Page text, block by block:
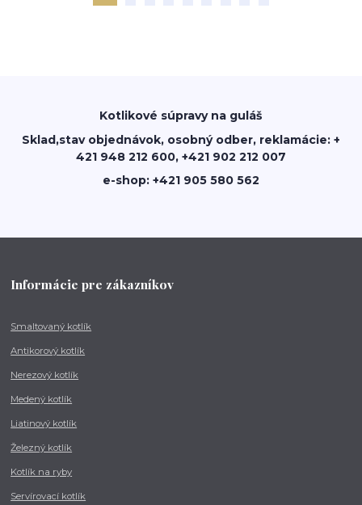
Kotlikové súpravy na guláš
Sklad,stav objednávok, osobný odber, reklamácie: +
421 948 212 600, +421 902 212 007
e-shop: +421 905 580 562
Informácie pre zákazníkov
Smaltovaný kotlík
Antikorový kotlík
Nerezový kotlík
Medený kotlík
Liatinový kotlík
Železný kotlík
Kotlík na ryby
Servírovací kotlík